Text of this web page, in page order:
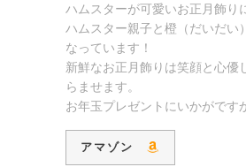
ハムスターが可愛いお正月飾り
ハムスター親子と橙（だいだい
なっています！
新鮮なお正月飾りは笑顔と心優
らませます。
お年玉プレゼントにいかがです
アマゾン